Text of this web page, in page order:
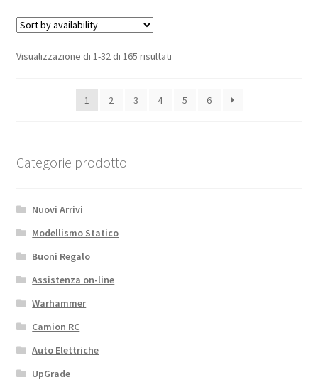
28°
posteriore
Soft-
Ruote
Visualizzazione di 1-32 di 165 risultati
1 2 3 4 5 6
Categorie prodotto
Nuovi Arrivi
Modellismo Statico
Buoni Regalo
Assistenza on-line
Warhammer
Camion RC
Auto Elettriche
UpGrade